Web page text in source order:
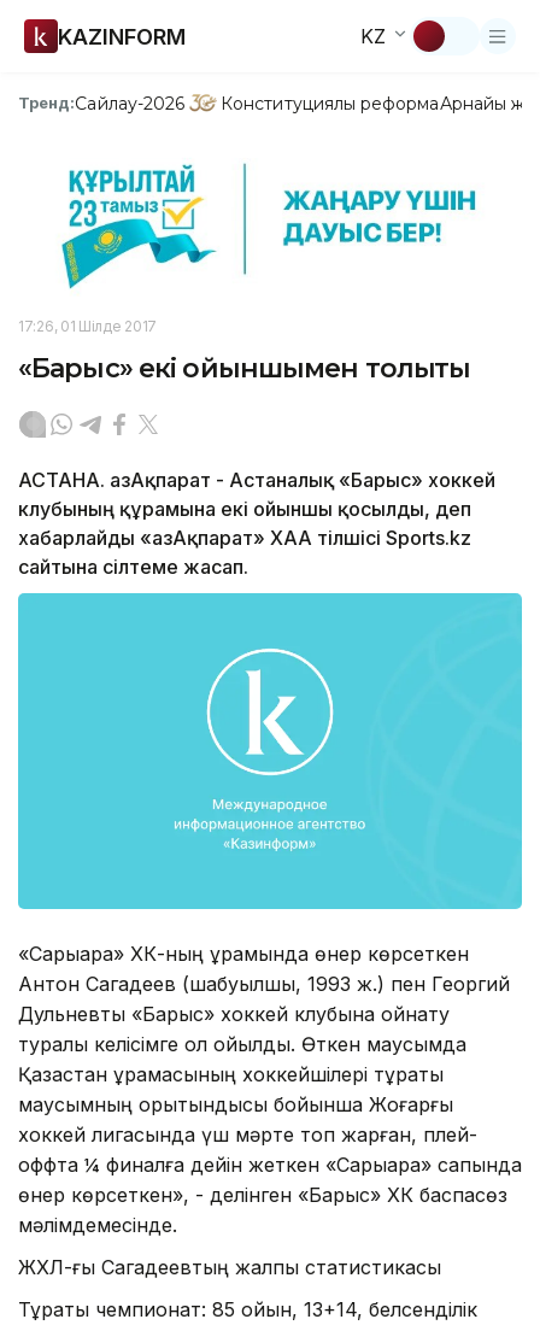
KAZINFORM KZ
Тренд:Сайлау-2026 Конституциялық реформаАрнайы
17:26, 01 Шілде 2017
«Барыс» екі ойыншымен толықты
АСТАНА. ҚазАқпарат - Астаналық «Барыс» хоккей
клубының құрамына екі ойыншы қосылды, деп
хабарлайды «ҚазАқпарат» ХАА тілшісі Sports.kz
сайтына сілтеме жасап.
«Сарыарқа» ХК-ның құрамында өнер көрсеткен
Антон Сагадеев (шабуылшы, 1993 ж.) пен Георгий
Дульневты «Барыс» хоккей клубына ойнату
туралы келісімге қол қойылды. Өткен маусымда
Қазақстан құрамасының хоккейшілері тұрақты
маусымның қорытындысы бойынша Жоғарғы
хоккей лигасында үш мәрте топ жарған, плей-
оффта ¼ финалға дейін жеткен «Сарыарқа» сапында
өнер көрсеткен», - делінген «Барыс» ХК баспасөз
мәлімдемесінде.
ЖХЛ-ғы Сагадеевтың жалпы статистикасы
Тұрақты чемпионат: 85 ойын, 13+14, белсенділік